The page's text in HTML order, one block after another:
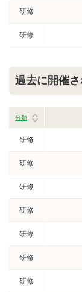
研修
研修
過去に開催
分類
研修
研修
研修
研修
研修
研修
研修